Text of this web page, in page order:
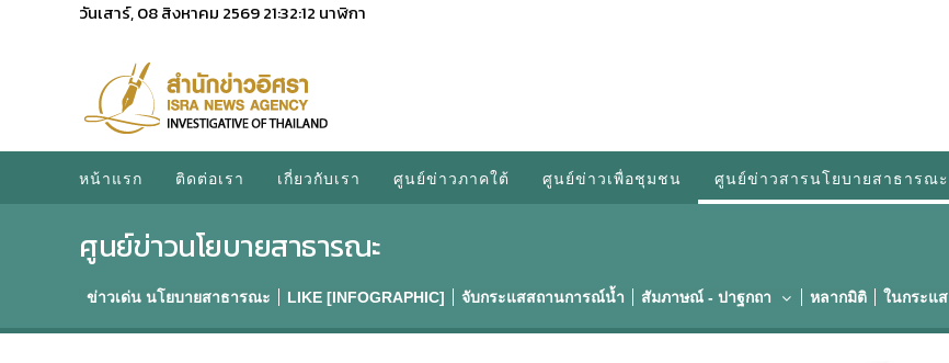
วันเสาร์, 08 สิงหาคม 256921:32:13 นาฬิกา
หน้าแรก ติดต่อเรา เกี่ยวกับเรา ศูนย์ข่าวภาคใต้ ศูนย์ข่าวเพื่อชุมชน ศูนย์ข่าวสารนโยบายสาธารณะ
ศูนย์ข่าวนโยบายสาธารณะ
ข่าวเด่น นโยบายสาธารณะ LIKE [INFOGRAPHIC] จับกระแสสถานการณ์น้ำ สัมภาษณ์ - ปาฐกถา หลากมิติ ในกระแส